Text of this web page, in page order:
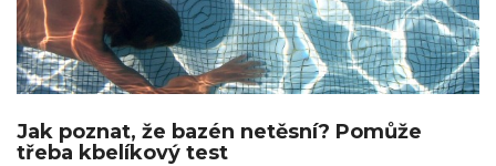
Jak poznat, že bazén netěsní? Pomůže
třeba kbelíkový test